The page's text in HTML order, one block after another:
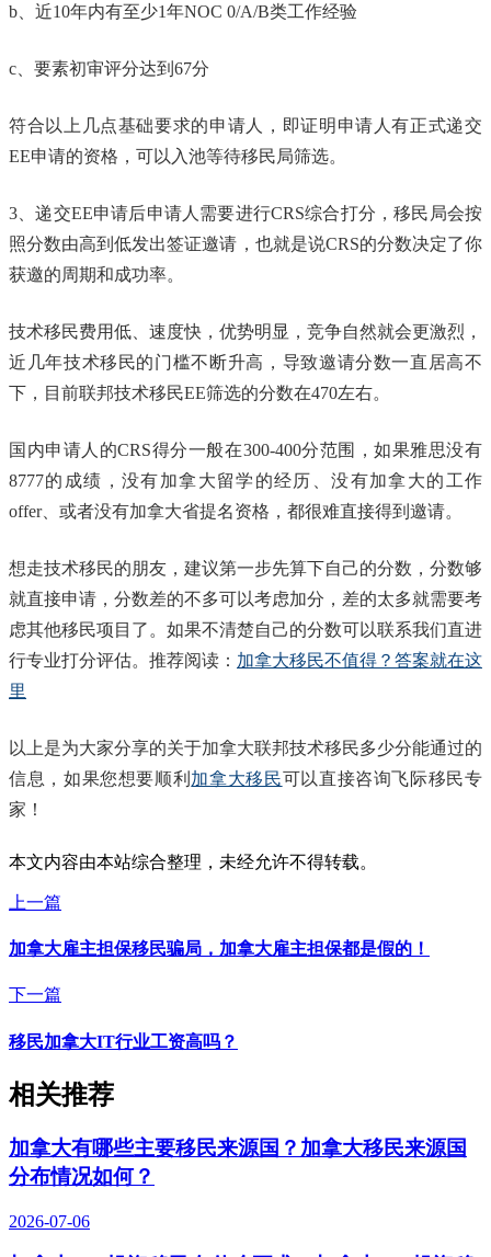
b、近10年内有至少1年NOC 0/A/B类工作经验
c、要素初审评分达到67分
符合以上几点基础要求的申请人，即证明申请人有正式递交
EE申请的资格，可以入池等待移民局筛选。
3、递交EE申请后申请人需要进行CRS综合打分，移民局会按
照分数由高到低发出签证邀请，也就是说CRS的分数决定了你
获邀的周期和成功率。
技术移民费用低、速度快，优势明显，竞争自然就会更激烈，
近几年技术移民的门槛不断升高，导致邀请分数一直居高不
下，目前联邦技术移民EE筛选的分数在470左右。
国内申请人的CRS得分一般在300-400分范围，如果雅思没有
8777的成绩，没有加拿大留学的经历、没有加拿大的工作
offer、或者没有加拿大省提名资格，都很难直接得到邀请。
想走技术移民的朋友，建议第一步先算下自己的分数，分数够
就直接申请，分数差的不多可以考虑加分，差的太多就需要考
虑其他移民项目了。如果不清楚自己的分数可以联系我们直进
行专业打分评估。推荐阅读： 加拿大移民不值得？答案就在这
里
以上是为大家分享的关于加拿大联邦技术移民多少分能通过的
信息，如果您想要顺利 加拿大移民可以直接咨询飞际移民专
家！
本文内容由本站综合整理，未经允许不得转载。
上一篇
加拿大雇主担保移民骗局，加拿大雇主担保都是假的！
下一篇
移民加拿大IT行业工资高吗？
相关推荐
加拿大有哪些主要移民来源国？加拿大移民来源国
分布情况如何？
2026-07-06